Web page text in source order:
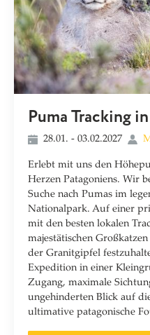
Puma Tracking
28.01. - 03.02.2027
Erlebt mit uns den
Herzen Patagoniens. Wir
Suche nach Pumas im
Nationalpark. Auf einer
mit den besten lokalen
majestätischen
der Granitgipfel
Expedition in einer
Zugang, maximale
ungehinderten Blick auf
ultimative patagonische